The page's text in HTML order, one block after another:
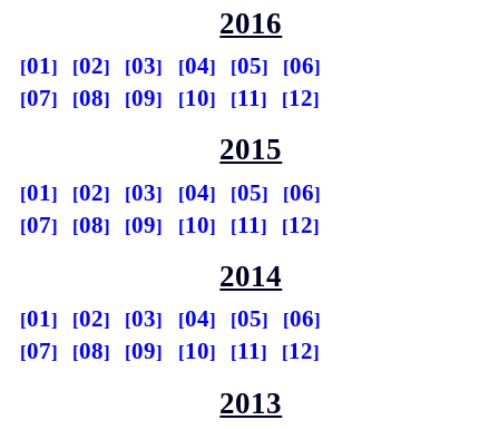
2016
01 02 03 04 05
06
07
08 09 10 11 12
2015
01 02 03 04 05
06
07
08 09 10 11 12
2014
01 02 03 04 05
06
07
08 09 10 11 12
2013